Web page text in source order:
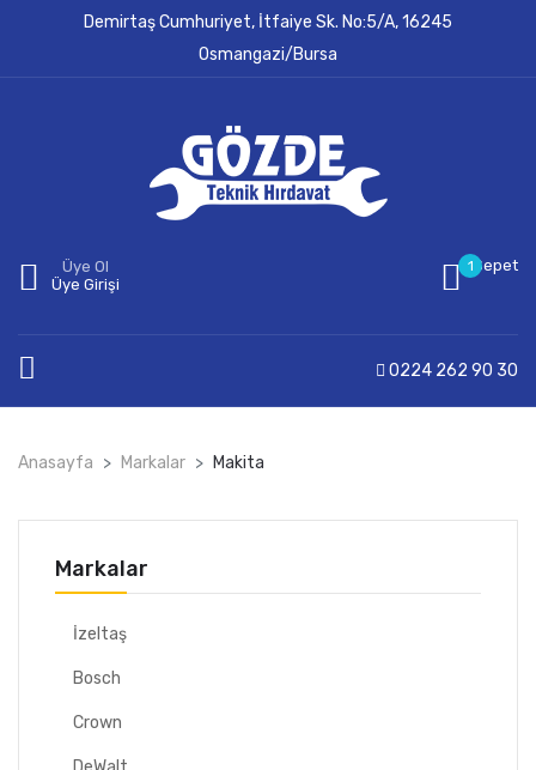
Demirtaş Cumhuriyet, İtfaiye Sk. No:5/A, 16245
Osmangazi/Bursa
Üye Ol
Üye Girişi
1 Sepet
0224 262 90 30
Anasayfa Markalar Makita
Markalar
İzeltaş
Bosch
Crown